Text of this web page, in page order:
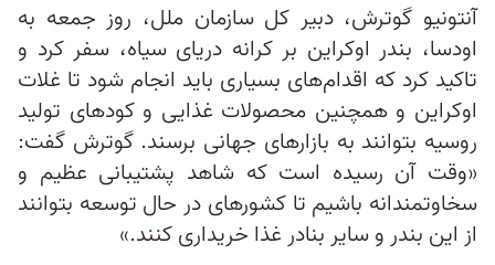
آنتونیو گوترش، دبیر کل سازمان ملل، روز جمعه به
اودسا، بندر اوکراین بر کرانه دریای سیاه، سفر کرد و
تاکید کرد که اقدام‌های بسیاری باید انجام شود تا غلات
اوکراین و همچنین محصولات غذایی و کودهای تولید
روسیه بتوانند به بازارهای جهانی برسند. گوترش گفت:
«وقت آن رسیده است که شاهد پشتیبانی عظیم و
سخاوتمندانه باشیم تا کشورهای در حال توسعه بتوانند
از این بندر و سایر بنادر غذا خریداری کنند.»